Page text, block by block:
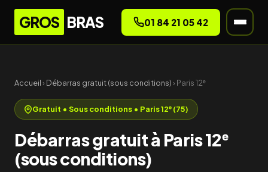
GROS BRAS 01 84 21 05 42
Accueil› Débarras gratuit (sous conditions)› Paris 12ᵉ
Gratuit • Sous conditions • Paris 12ᵉ (75)
Débarras gratuit à Paris 12ᵉ
(sous conditions)